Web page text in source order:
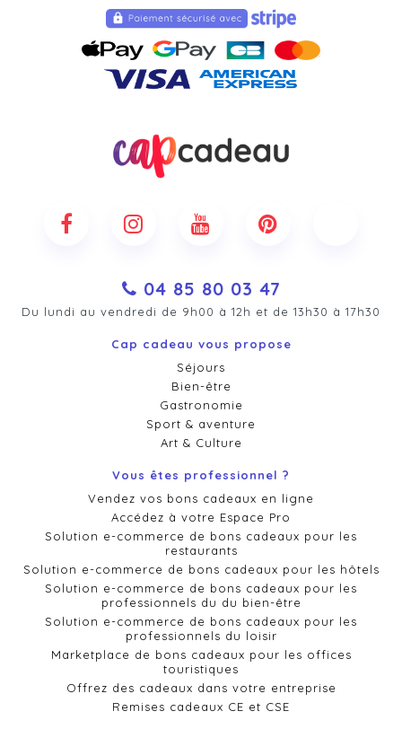
04 85 80 03 47
Du lundi au vendredi de 9h00 à 12h et de 13h30 à 17h30
Cap cadeau vous propose
Séjours
Bien-être
Gastronomie
Sport & aventure
Art & Culture
Vous êtes professionnel ?
Vendez vos bons cadeaux en ligne
Accédez à votre Espace Pro
Solution e-commerce de bons cadeaux pour les
restaurants
Solution e-commerce de bons cadeaux pour les hôtels
Solution e-commerce de bons cadeaux pour les
professionnels du du bien-être
Solution e-commerce de bons cadeaux pour les
professionnels du loisir
Marketplace de bons cadeaux pour les offices
touristiques
Offrez des cadeaux dans votre entreprise
Remises cadeaux CE et CSE